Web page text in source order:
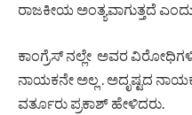
ರಾಜಕೀಯ ಅಂತ್ಯವಾಗುತ್ತದೆ
ಕಾಂಗ್ರೆಸ್ ನಲ್ಲೇ ಅವರ
ನಾಯಕನೇ ಅಲ್ಲ . ಅದೃಷ್ಟದ
ವರ್ತೂರು ಪ್ರಕಾಶ್ ಹೇಳಿದರು.